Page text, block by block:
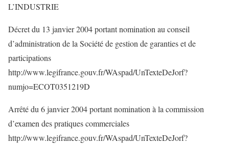
L’INDUSTRIE
Décret du 13 janvier 2004 portant nomination au conseil
d’administration de la Société de gestion de garanties et de
participations
http://www.legifrance.gouv.fr/WAspad/UnTexteDeJorf?
numjo=ECOT0351219D
Arrêté du 6 janvier 2004 portant nomination à la commission
d’examen des pratiques commerciales
http://www.legifrance.gouv.fr/WAspad/UnTexteDeJorf?